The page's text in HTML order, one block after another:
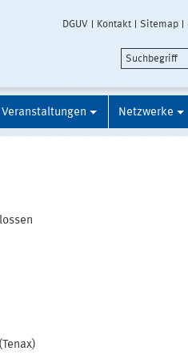
DGUV Kontakt Sitemap
Veranstaltungen Netzwerke